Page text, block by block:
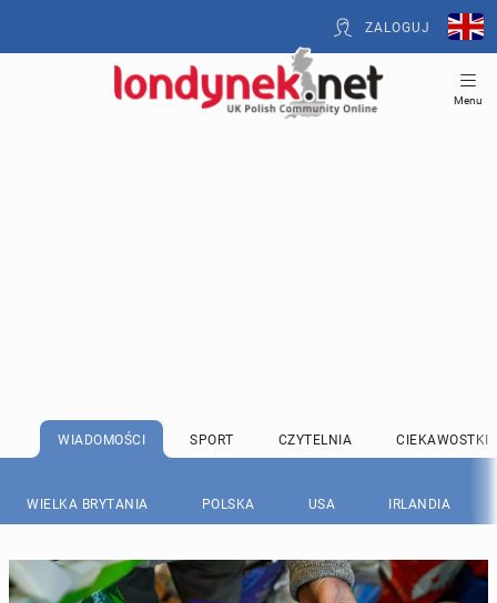
ZALOGUJ
Menu
WIADOMOŚCI SPORT CZYTELNIA CIEKAWOSTKI
WIELKA BRYTANIA POLSKA USA IRLANDIA